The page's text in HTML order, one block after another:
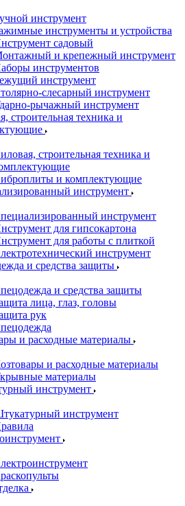
инструмент
инструменты и устройства
садовый
и крепежный инструмент
инструментов
инструмент
слесарный инструмент
рычажный инструмент
строительная техника и
строительная техника и
и комплектующие
инструмент
инструмент
для гипсокартона
для работы с плиткой
инструмент
и средства защиты
и средства защиты
лица, глаз, головы
рук
и расходные материалы
и расходные материалы
материалы
инструмент
инструмент